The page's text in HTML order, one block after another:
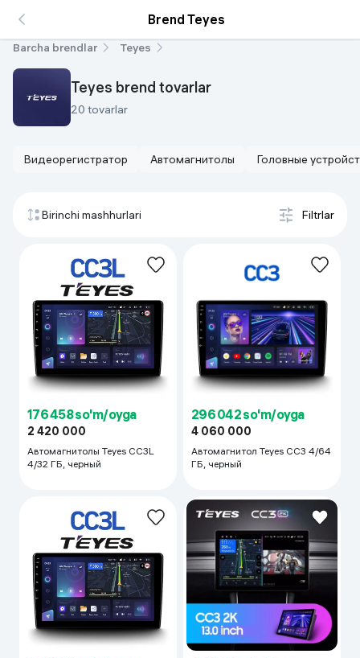
Brend Teyes
Barcha brendlar Teyes
Teyes brend tovarlar
20 tovarlar
Видеорегистратор Автомагнитолы Головные
Birinchi mashhurlari Filtrlar
176 458 so'm/oyga
2 420 000
Автомагнитолы Teyes CC3L
4/32 ГБ, черный
296 042 so'm/oyga
4 060 000
Автомагнитол Teyes CC3 4/64
ГБ, черный